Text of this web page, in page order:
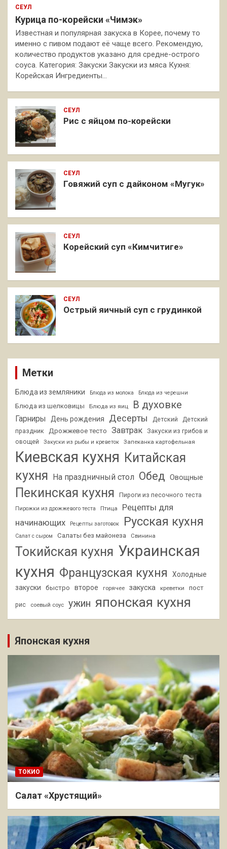
СЕУЛ
Курица по-корейски «Чимэк»
Известная и популярная закуска в Корее, почему то
именно с пивом подают её чаще всего. Рекомендую,
количество продуктов указано для средне-острого
соуса. Категория: Закуски Закуски из мяса Кухня:
Корейская Ингредиенты…
СЕУЛ
Рис с яйцом по-корейски
СЕУЛ
Говяжий суп с дайконом «Мугук»
СЕУЛ
Корейский суп «Кимчитиге»
СЕУЛ
Острый яичный суп с грудинкой
Метки
Блюда из земляники Блюда из молока Блюда из черешни
Блюда из шелковицы Блюда из яиц В духовке
Гарниры День рождения Десерты Детский
Детский
праздник
Дрожжевое тесто Завтрак
Закуски из грибов и
овощей
Закуски из рыбы и креветок Запеканка картофельная
Киевская кухня Китайская
кухня На праздничный стол Обед Овощные
Пекинская кухня Пироги из песочного теста
Пирожки из дрожжевого теста Птица
Рецепты для
начинающих
Рецепты заготовок Русская кухня
Салат с сыром Салаты без майонеза Свинина
Токийская кухня Украинская
кухня Французская кухня
Холодные
закуски
быстро второе горячее закуска креветки пост
рис соевый соус ужин японская кухня
Японская кухня
ТОКИО
Салат «Хрустящий»